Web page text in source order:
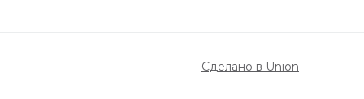
Сделано в Union